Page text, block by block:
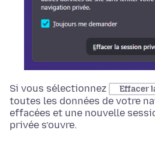
Si vous sélectionnez Effacer
toutes les données de votre
effacées et une nouvelle
privée s’ouvre.